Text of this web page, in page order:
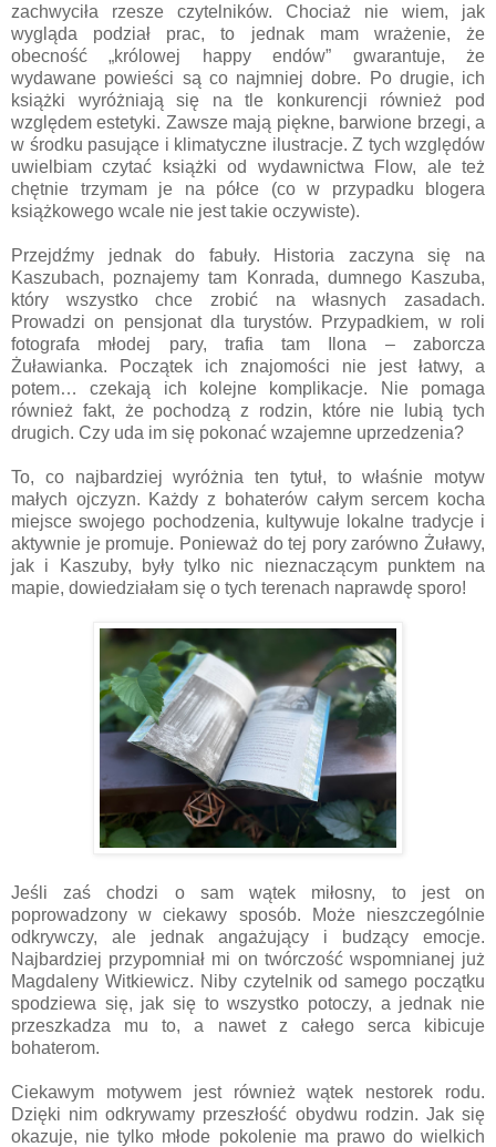
zachwyciła rzesze czytelników. Chociaż nie wiem, jak
wygląda podział prac, to jednak mam wrażenie, że
obecność „królowej happy endów” gwarantuje, że
wydawane powieści są co najmniej dobre. Po drugie, ich
książki wyróżniają się na tle konkurencji również pod
względem estetyki. Zawsze mają piękne, barwione brzegi, a
w środku pasujące i klimatyczne ilustracje. Z tych względów
uwielbiam czytać książki od wydawnictwa Flow, ale też
chętnie trzymam je na półce (co w przypadku blogera
książkowego wcale nie jest takie oczywiste).
Przejdźmy jednak do fabuły. Historia zaczyna się na
Kaszubach, poznajemy tam Konrada, dumnego Kaszuba,
który wszystko chce zrobić na własnych zasadach.
Prowadzi on pensjonat dla turystów. Przypadkiem, w roli
fotografa młodej pary, trafia tam Ilona – zaborcza
Żuławianka. Początek ich znajomości nie jest łatwy, a
potem… czekają ich kolejne komplikacje. Nie pomaga
również fakt, że pochodzą z rodzin, które nie lubią tych
drugich. Czy uda im się pokonać wzajemne uprzedzenia?
To, co najbardziej wyróżnia ten tytuł, to właśnie motyw
małych ojczyzn. Każdy z bohaterów całym sercem kocha
miejsce swojego pochodzenia, kultywuje lokalne tradycje i
aktywnie je promuje. Ponieważ do tej pory zarówno Żuławy,
jak i Kaszuby, były tylko nic nieznaczącym punktem na
mapie, dowiedziałam się o tych terenach naprawdę sporo!
Jeśli zaś chodzi o sam wątek miłosny, to jest on
poprowadzony w ciekawy sposób. Może nieszczególnie
odkrywczy, ale jednak angażujący i budzący emocje.
Najbardziej przypomniał mi on twórczość wspomnianej już
Magdaleny Witkiewicz. Niby czytelnik od samego początku
spodziewa się, jak się to wszystko potoczy, a jednak nie
przeszkadza mu to, a nawet z całego serca kibicuje
bohaterom.
Ciekawym motywem jest również wątek nestorek rodu.
Dzięki nim odkrywamy przeszłość obydwu rodzin. Jak się
okazuje, nie tylko młode pokolenie ma prawo do wielkich